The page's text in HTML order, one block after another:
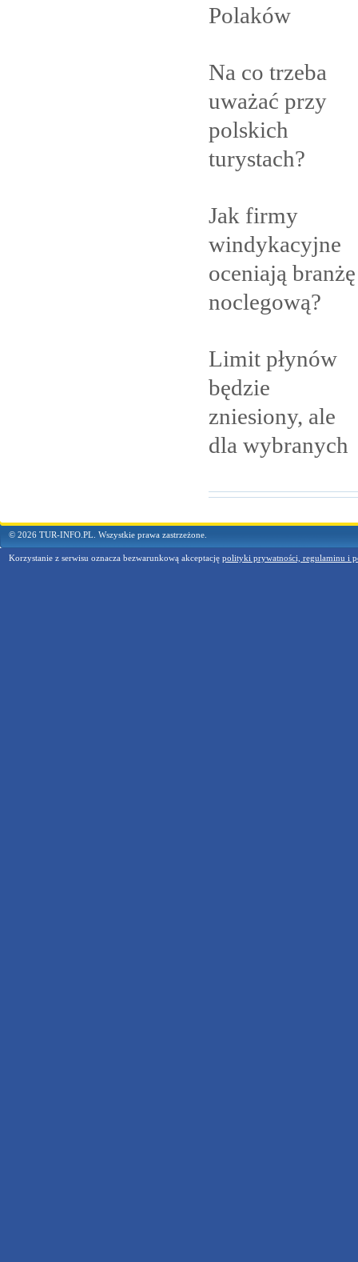
Polaków
Na co trzeba
uważać przy
polskich
turystach?
Jak firmy
windykacyjne
oceniają branżę
noclegową?
Limit płynów
będzie
zniesiony, ale
dla wybranych
© 2026 TUR-INFO.PL. Wszystkie prawa zastrzeżone.
Korzystanie z serwisu oznacza bezwarunkową akceptację polityki prywatności, regulaminu i